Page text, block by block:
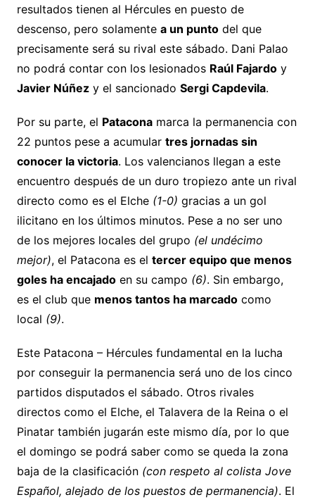
resultados tienen al Hércules en puesto de
descenso, pero solamente a un puntodel que
precisamente será su rival este sábado. Dani Palao
no podrá contar con los lesionados Raúl Fajardoy
Javier Núñezy el sancionado Sergi Capdevila.
Por su parte, el Pataconamarca la permanencia con
22 puntos pese a acumular tres jornadas sin
conocer la victoria. Los valencianos llegan a este
encuentro después de un duro tropiezo ante un rival
directo como es el Elche (1-0) gracias a un gol
ilicitano en los últimos minutos. Pese a no ser uno
de los mejores locales del grupo (el undécimo
mejor), el Patacona es el tercer equipo que menos
goles ha encajadoen su campo (6). Sin embargo,
es el club que menos tantos ha marcadocomo
local (9).
Este Patacona – Hércules fundamental en la lucha
por conseguir la permanencia será uno de los cinco
partidos disputados el sábado. Otros rivales
directos como el Elche, el Talavera de la Reina o el
Pinatar también jugarán este mismo día, por lo que
el domingo se podrá saber como se queda la zona
baja de la clasificación (con respeto al colista Jove
Español, alejado de los puestos de permanencia). El